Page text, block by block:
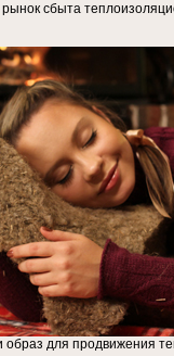
сбыта
образ для продвижения